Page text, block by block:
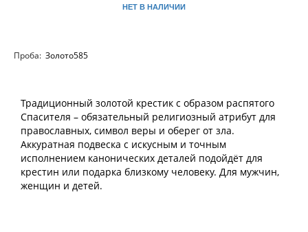
НЕТ В НАЛИЧИИ
Проба: Золото585
Традиционный золотой крестик с образом распятого
Спасителя – обязательный религиозный атрибут для
православных, символ веры и оберег от зла.
Аккуратная подвеска с искусным и точным
исполнением канонических деталей подойдёт для
крестин или подарка близкому человеку. Для мужчин,
женщин и детей.